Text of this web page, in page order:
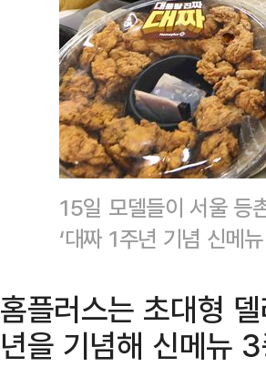
15일 모델들이 서울 등
‘대짜 1주년 기념 신메
홈플러스는 초대형
년을 기념해 신메뉴